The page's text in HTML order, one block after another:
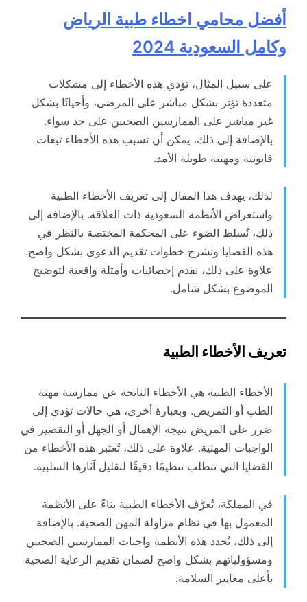
أفضل محامي اخطاء طبية الرياض
وكامل السعودية 2024
على سبيل المثال، تؤدي هذه الأخطاء إلى مشكلات
متعددة تؤثر بشكل مباشر على المرضى، وأحيانًا بشكل
غير مباشر على الممارسين الصحيين على حد سواء.
بالإضافة إلى ذلك، يمكن أن تسبب هذه الأخطاء تبعات
قانونية ومهنية طويلة الأمد.
لذلك، يهدف هذا المقال إلى تعريف الأخطاء الطبية
واستعراض الأنظمة السعودية ذات العلاقة. بالإضافة إلى
ذلك، نُسلط الضوء على المحكمة المختصة بالنظر في
هذه القضايا ونشرح خطوات تقديم الدعوى بشكل واضح.
علاوة على ذلك، نقدم إحصائيات وأمثلة واقعية لتوضيح
الموضوع بشكل شامل.
تعريف الأخطاء الطبية
الأخطاء الطبية هي الأخطاء الناتجة عن ممارسة مهنة
الطب أو التمريض. وبعبارة أخرى، هي حالات تؤدي إلى
ضرر على المريض نتيجة الإهمال أو الجهل أو التقصير في
الواجبات المهنية. علاوة على ذلك، تُعتبر هذه الأخطاء من
القضايا التي تتطلب تنظيمًا دقيقًا لتقليل آثارها السلبية.
في المملكة، تُعرَّف الأخطاء الطبية بناءً على الأنظمة
المعمول بها في نظام مزاولة المهن الصحية. بالإضافة
إلى ذلك، تُحدد هذه الأنظمة واجبات الممارسين الصحيين
ومسؤولياتهم بشكل واضح لضمان تقديم الرعاية الصحية
بأعلى معايير السلامة.